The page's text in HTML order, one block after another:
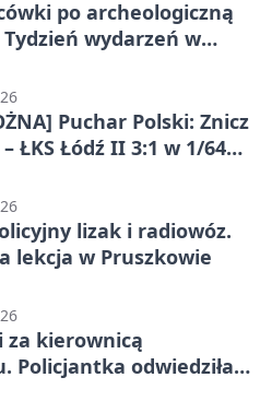
po archeologiczną
wydarzeń w
Puchar Polski: Znicz
ŁKS Łódź II 3:1 w 1/64
lizak i radiowóz.
lekcja w Pruszkowie
za kierownicą
Policjantka odwiedziła